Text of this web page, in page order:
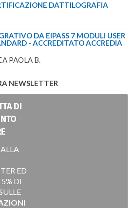
DATTILOGRAFIA
DA EIPASS 7 MODULI USER
- ACCREDITATO ACCREDIA
PAOLA B.
NEWSLETTER
DI
ED
DI